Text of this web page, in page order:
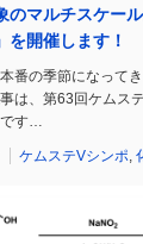
のマルチスケー
を開催します！
番の季節になって
は、第63回ケムス
です…
ケムステVシンポ,